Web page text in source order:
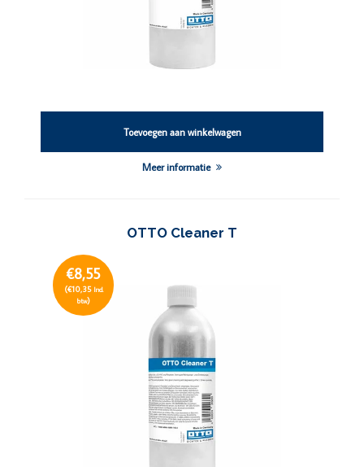
Toevoegen aan winkelwagen
Meer informatie
OTTO Cleaner T
€8,55
(€10,35 Incl.
btw)